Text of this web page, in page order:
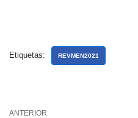
Etiquetas: REVMEN2021
ANTERIOR